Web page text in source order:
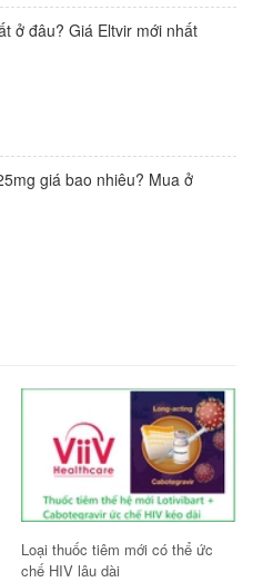
ở đâu? Giá Eltvir mới nhất
giá bao nhiêu? Mua ở
Loại thuốc tiêm mới có thể ức
chế HIV lâu dài